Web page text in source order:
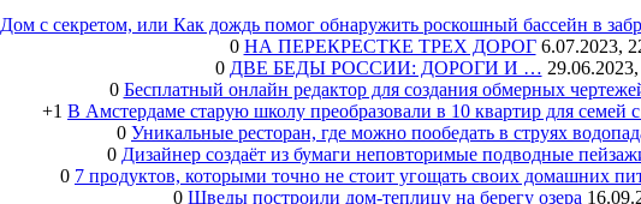
Дом с секретом, или Как дождь помог обнаружить роскошный бассейн в
0 НА ПЕРЕКРЕСТКЕ ТРЕХ ДОРОГ 6.07.2023,
0 ДВЕ БЕДЫ РОССИИ: ДОРОГИ И …
0 Бесплатный онлайн редактор для создания обмерных
+1 В Амстердаме старую школу преобразовали в 10 квартир для семей
0 Уникальные ресторан, где можно пообедать в струях
0 Дизайнер создаёт из бумаги неповторимые подводные
0 7 продуктов, которыми точно не стоит угощать своих домашних
0 Шведы построили дом-теплицу на берегу озера